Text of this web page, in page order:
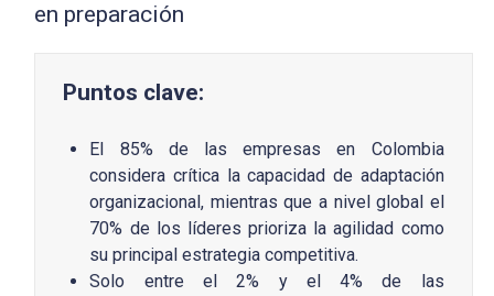
en preparación
Puntos clave:
El 85% de las empresas en Colombia
considera crítica la capacidad de adaptación
organizacional, mientras que a nivel global el
70% de los líderes prioriza la agilidad como
su principal estrategia competitiva.
Solo entre el 2% y el 4% de las